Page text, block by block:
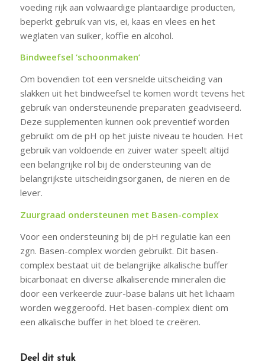
voeding rijk aan volwaardige plantaardige producten,
beperkt gebruik van vis, ei, kaas en vlees en het
weglaten van suiker, koffie en alcohol.
Bindweefsel ‘schoonmaken’
Om bovendien tot een versnelde uitscheiding van
slakken uit het bindweefsel te komen wordt tevens het
gebruik van ondersteunende preparaten geadviseerd.
Deze supplementen kunnen ook preventief worden
gebruikt om de pH op het juiste niveau te houden. Het
gebruik van voldoende en zuiver water speelt altijd
een belangrijke rol bij de ondersteuning van de
belangrijkste uitscheidingsorganen, de nieren en de
lever.
Zuurgraad ondersteunen met Basen-complex
Voor een ondersteuning bij de pH regulatie kan een
zgn. Basen-complex worden gebruikt. Dit basen-
complex bestaat uit de belangrijke alkalische buffer
bicarbonaat en diverse alkaliserende mineralen die
door een verkeerde zuur-base balans uit het lichaam
worden weggeroofd. Het basen-complex dient om
een alkalische buffer in het bloed te creëren.
Deel dit stuk